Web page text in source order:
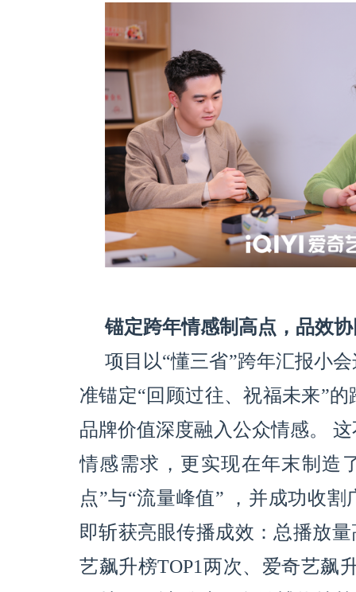
锚定跨年情感制高点，品效
项目以“懂三省”跨年汇报小
准锚定“回顾过往、祝福未来”
品牌价值深度融入公众情感。
情感需求，更实现在年末制造
点”与“流量峰值” ，并成功收
即斩获亮眼传播成效：总播放
艺飙升榜TOP1两次、爱奇艺飙